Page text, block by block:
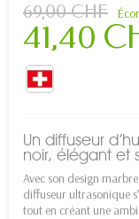
69,00 CHF
41,40
Un diffuseur
noir, élégant et
Avec son design
diffuseur ultrasonique
tout en créant une